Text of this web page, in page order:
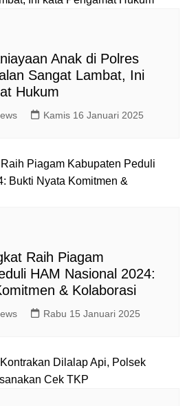
Anak di Polres
Sangat Lambat, Ini
Hukum
Kamis 16 Januari 2025
Raih Piagam
HAM Nasional 2024:
& Kolaborasi
Rabu 15 Januari 2025